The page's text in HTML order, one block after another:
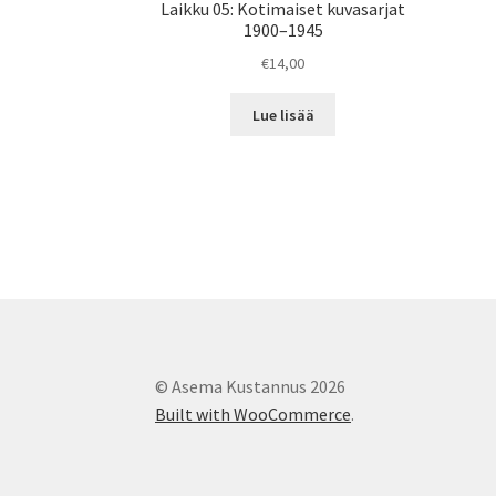
Laikku 05: Kotimaiset kuvasarjat
1900–1945
€14,00
Lue lisää
© Asema Kustannus 2026
Built with WooCommerce.